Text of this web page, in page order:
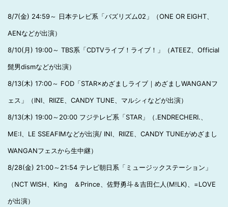
8/7(金) 24:59～ 日本テレビ系「バズリズム02」（ONE OR EIGHT、
AENなどが出演）
8/10(月) 19:00～ TBS系「CDTVライブ！ライブ！」（ATEEZ、Official
髭男dismなどが出演）
8/13(木) 17:00～ FOD「STAR×めざましライブ｜めざましWANGANフ
ェス」（INI、RIIZE、CANDY TUNE、マルシィなどが出演）
8/13(木) 19:00～20:00 フジテレビ系「STAR」（.ENDRECHERI.、
ME:I、LE SSEAFIMなどが出演/ INI、RIIZE、CANDY TUNEがめざまし
WANGANフェスから生中継）
8/28(金) 21:00～21:54 テレビ朝日系「ミュージックステーション」
（NCT WISH、King ＆Prince、佐野勇斗＆吉田仁人(M!LK)、=LOVE
が出演）